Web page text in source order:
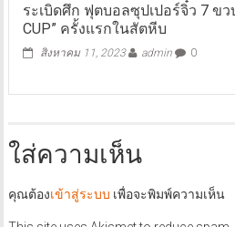
ระเบิดศึก ฟุตบอลซุปเปอร์จิ๋ว 7 ขวบ
CUP” ครั้งแรกในสัตหีบ
สิงหาคม 11, 2023 admin 0
ใส่ความเห็น
คุณต้องเข้าสู่ระบบ เพื่อจะพิมพ์ความเห็น